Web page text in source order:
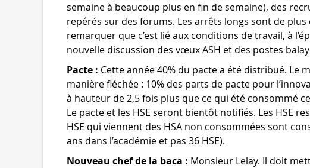
semaine à beaucoup plus en fin de semaine), des
repérés sur des forums. Les arrêts longs sont de
remarquer que c’est lié aux conditions de travail, à
nouvelle discussion des vœux ASH et des postes
Pacte : Cette année 40% du pacte a été distribué. Le
manière fléchée : 10% des parts de pacte pour
à hauteur de 2,5 fois plus que ce qui été consommé
Le pacte et les HSE seront bientôt notifiés. Les HSE
HSE qui viennent des HSA non consommées sont
ans dans l’académie et pas 36 HSE).
Nouveau chef de la baca : Monsieur Lelay. Il doit